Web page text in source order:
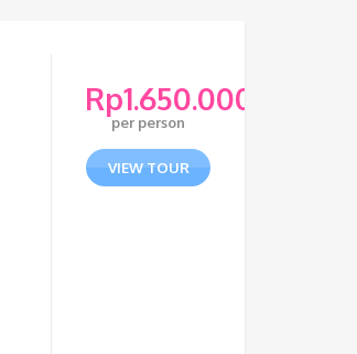
Rp1.650.000
per person
VIEW TOUR